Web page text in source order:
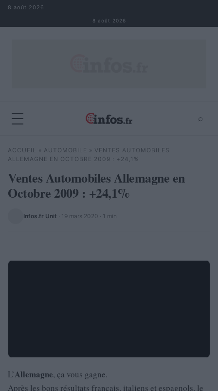
Aller au contenu
8 août 2026
8 août 2026
⌕
Rechercher
ACCUEIL » AUTOMOBILE » VENTES AUTOMOBILES
ALLEMAGNE EN OCTOBRE 2009 : +24,1%
Ventes Automobiles Allemagne en
Octobre 2009 : +24,1%
Infos.fr Unit · 19 mars 2020 · 1 min
L’Allemagne, ça vous gagne.
Après les bons résultats français, italiens et espagnols, le